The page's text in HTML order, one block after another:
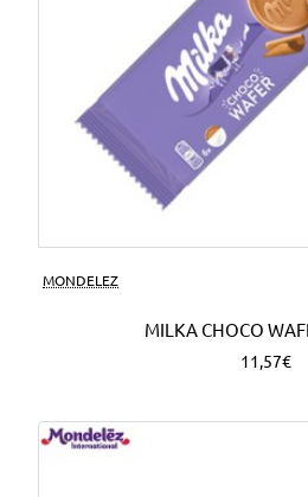
MONDELEZ
MILKA CHOCO
11,57€